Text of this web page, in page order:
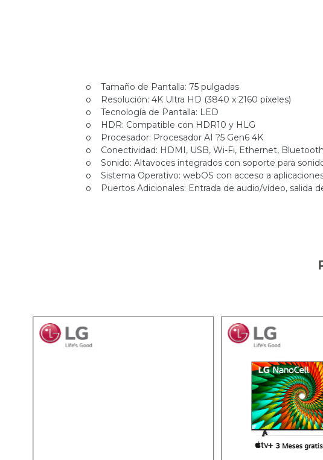
o Tamaño de Pantalla: 75 pulgadas
o Resolución: 4K Ultra HD (3840 x 2160 píxeles)
o Tecnología de Pantalla: LED
o HDR: Compatible con HDR10 y HLG
o Procesador: Procesador AI ?5 Gen6 4K
o Conectividad: HDMI, USB, Wi-Fi, Ethernet, Bluetooth
o Sonido: Altavoces integrados con soporte para
o Sistema Operativo: webOS con acceso a
o Puertos Adicionales: Entrada de audio/vídeo, salida